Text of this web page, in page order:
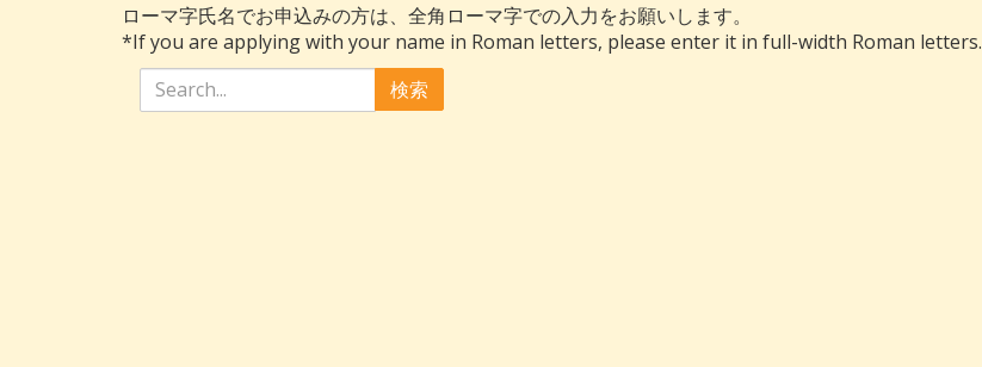
ローマ字氏名でお申込みの方は、全角ローマ字での入力をお願いします。
*If you are applying with your name in Roman letters, please enter it in full-width Roman letters.
検索